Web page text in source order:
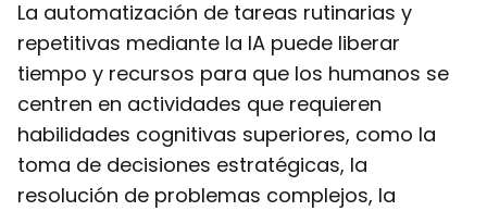
La automatización de tareas rutinarias y
repetitivas mediante la IA puede liberar
tiempo y recursos para que los humanos se
centren en actividades que requieren
habilidades cognitivas superiores, como la
toma de decisiones estratégicas, la
resolución de problemas complejos, la